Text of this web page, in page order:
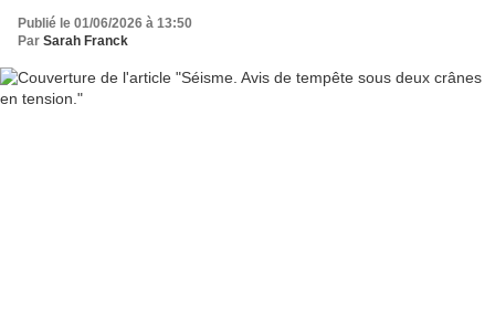
Publié le 01/06/2026 à 13:50
Par Sarah Franck